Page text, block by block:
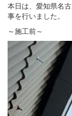
本日は、愛知県名
事を行いました。
～施工前～